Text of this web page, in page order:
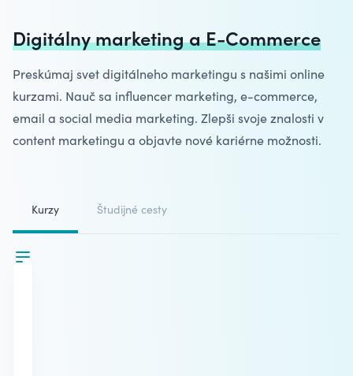
Digitálny marketing a E-Commerce
Preskúmaj svet digitálneho marketingu s našimi online
kurzami. Nauč sa influencer marketing, e-commerce,
email a social media marketing. Zlepši svoje znalosti v
content marketingu a objavte nové kariérne možnosti.
Kurzy Študijné cesty